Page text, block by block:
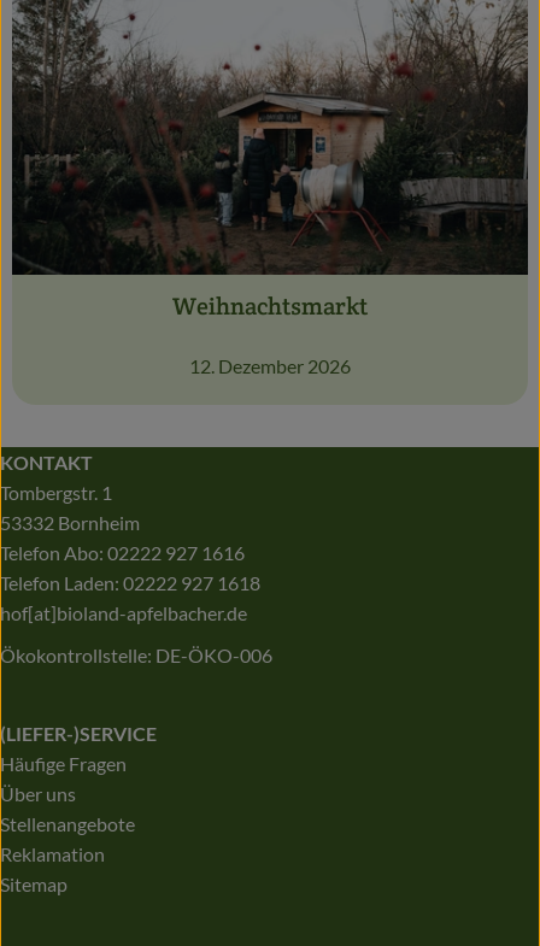
Weihnachtsmarkt
12. Dezember 2026
KONTAKT
Tombergstr. 1
53332 Bornheim
Telefon Abo: 02222 927 1616
Telefon Laden: 02222 927 1618
hof[at]bioland-apfelbacher.de
Ökokontrollstelle: DE-ÖKO-006
(LIEFER-)SERVICE
Häufige Fragen
Über uns
Stellenangebote
Reklamation
Sitemap